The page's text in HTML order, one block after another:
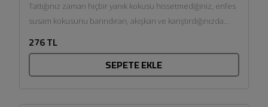
Tattığınız zaman hiçbir yanık kokusu hissetmediğiniz, enfes
susam kokusunu barındıran, akışkan ve karıştırdığınızda
276 TL
SEPETE EKLE